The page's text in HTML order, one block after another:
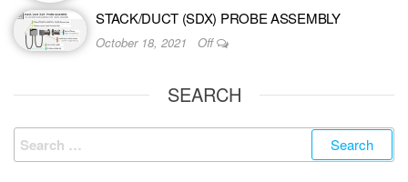
STACK/DUCT (SDX) PROBE ASSEMBLY
October 18, 2021 Off
SEARCH